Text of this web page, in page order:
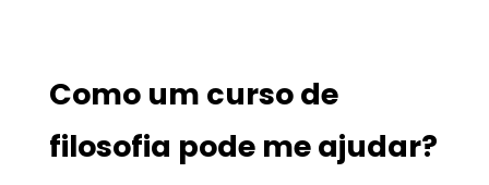
Como um curso de
filosofia pode me ajudar?